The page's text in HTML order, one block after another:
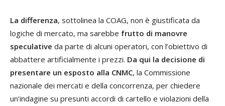
La differenza, sottolinea la COAG, non è giustificata da
logiche di mercato, ma sarebbe frutto di manovre
speculative da parte di alcuni operatori, con l’obiettivo di
abbattere artificialmente i prezzi. Da qui la decisione di
presentare un esposto alla CNMC, la Commissione
nazionale dei mercati e della concorrenza, per chiedere
un’indagine su presunti accordi di cartello e violazioni della